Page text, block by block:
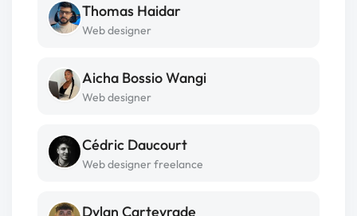
Thomas Haidar
Web designer
Aicha Bossio Wangi
Web designer
Cédric Daucourt
Web designer freelance
Dylan Carteyrade